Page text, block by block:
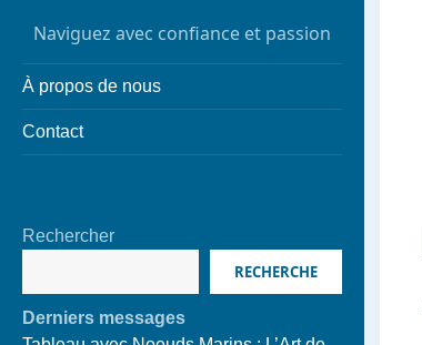
Naviguez avec confiance et passion
À propos de nous
Contact
Rechercher
RECHERCHE
Derniers messages